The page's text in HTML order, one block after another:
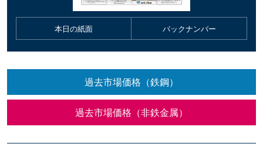
本日の紙面 バックナンバー
過去市場価格（鉄鋼）
過去市場価格（非鉄金属）